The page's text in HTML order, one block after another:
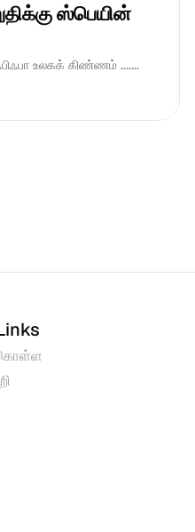
ஸ்பெயின்
உலகக் கிண்ணம் .......
கொள்ள